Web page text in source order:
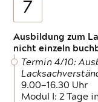
7
Ausbildung zum
nicht einzeln
Termin 4/10:
9.00—16.30 Uhr
Modul I: 2 Tage